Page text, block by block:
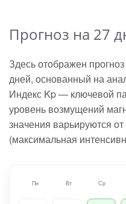
Прогноз на 27
Здесь отображен
дней, основанный на
Индекс Kp — ключевой
уровень возмущений
значения варьируются
(максимальная
Пн Вт Ср